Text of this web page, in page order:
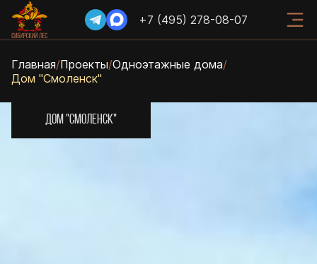
+7 (495) 278-08-07
Главная/Проекты/Одноэтажные дома/
Дом "Смоленск"
ДОМ "СМОЛЕНСК"